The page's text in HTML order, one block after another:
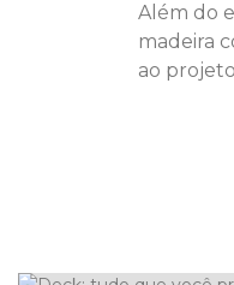
Além do
madeira
ao